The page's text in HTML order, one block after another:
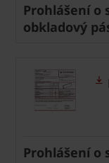
Prohlášení o
obkladový
Prohlášení o